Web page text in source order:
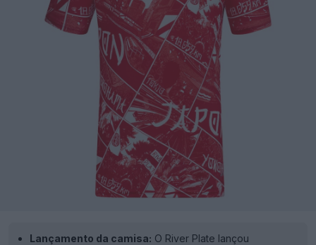
Lançamento da camisa: O River Plate lançou